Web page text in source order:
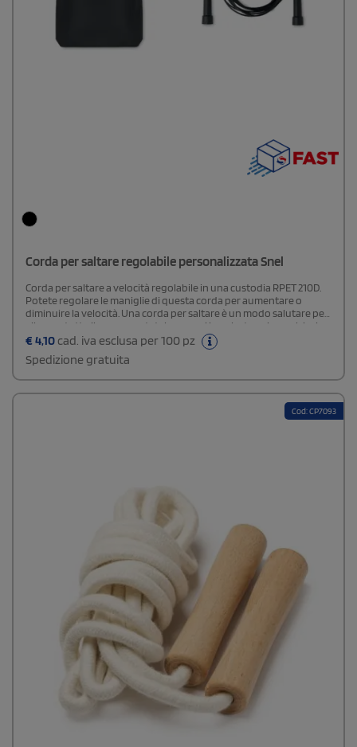
Corda per saltare regolabile personalizzata Snel
Corda per saltare a velocità regolabile in una custodia RPET 210D.
Potete regolare le maniglie di questa corda per aumentare o
diminuire la velocità. Una corda per saltare è un modo salutare per
allenare tutto il corpo, portatela con voi in palestra o in qualsiasi
altro posto dove si può fare esercizio.
€ 4,10 cad. iva esclusa per 100 pz
Spedizione gratuita
Cod: CP7093